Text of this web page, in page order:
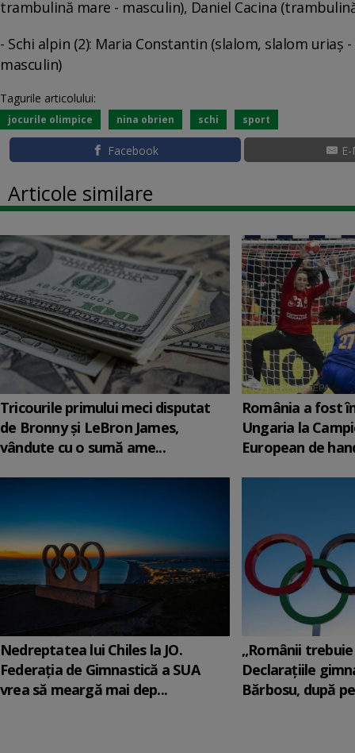
trambulină mare - masculin), Daniel Cacina
- Schi alpin (2): Maria Constantin (slalom, slalom
masculin)
Tagurile articolului:
jocurile olimpice nina obrien schi sport
Facebook
Articole similare
Tricourile primului meci disputat
de Bronny şi LeBron James,
vândute cu o sumă ame...
România a fost
Ungaria la
European de
Nedreptatea lui Chiles la JO.
Federația de Gimnastică a SUA
vrea să meargă mai dep...
„Românii trebuie
Declarațiile
Bărbosu, după